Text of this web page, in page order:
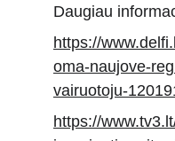
Daugiau
https://
oma-naujove-
vairuotoju-
https://